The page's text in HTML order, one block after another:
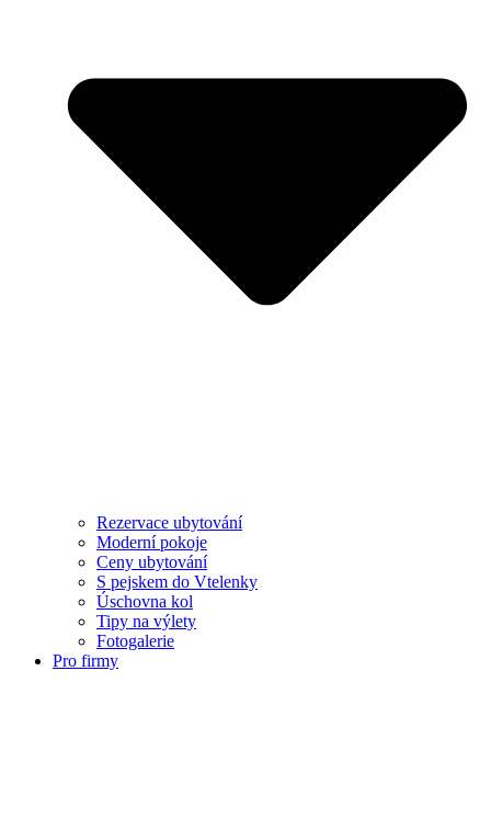
Rezervace ubytování
Moderní pokoje
Ceny ubytování
S pejskem do Vtelenky
Úschovna kol
Tipy na výlety
Fotogalerie
Pro firmy